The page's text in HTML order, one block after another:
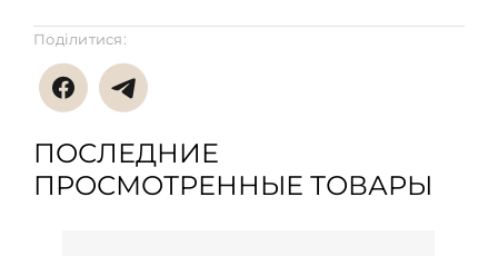
Поділитися:
ПОСЛЕДНИЕ
ПРОСМОТРЕННЫЕ ТОВАРЫ